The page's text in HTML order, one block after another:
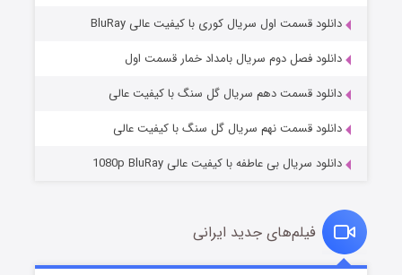
مردگان متحرک: شهر مرده ۳
قسمت۲ (زیرنویس) منتشر شد
دانلود قسمت اول سریال کوری با کیفیت عالی BluRay
دانلود فصل دوم سریال بامداد خمار قسمت اول
دانلود قسمت دهم سریال گل سنگ با کیفیت عالی
دانلود قسمت نهم سریال گل سنگ با کیفیت عالی
دانلود سریال بی عاطفه با کیفیت عالی 1080p BluRay
فیلم‌های جدید ایرانی